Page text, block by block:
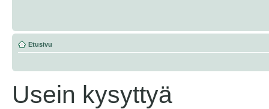
Etusivu
Usein kysyttyä